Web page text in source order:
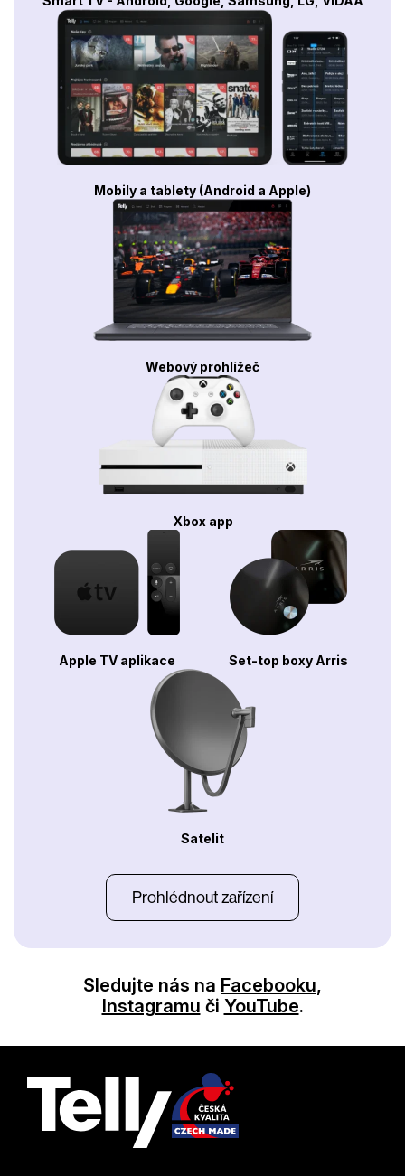
Mobily a tablety (Android a Apple)
Webový prohlížeč
Xbox app
Apple TV aplikace Set-top boxy Arris
Satelit
Prohlédnout zařízení
Sledujte nás na Facebooku,
Instagramu či YouTube.